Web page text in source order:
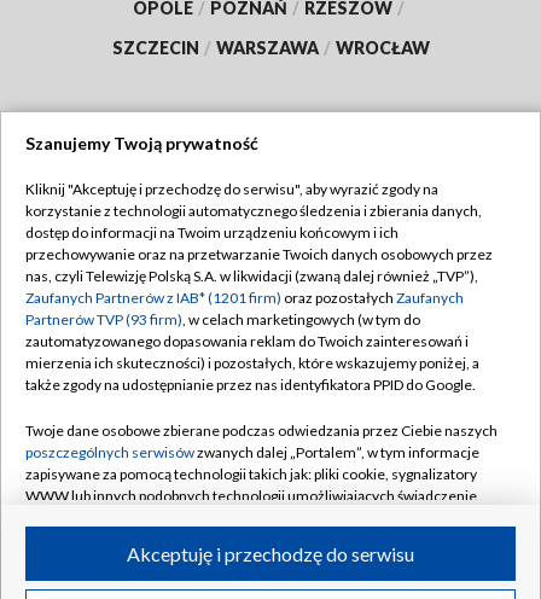
OPOLE / POZNAŃ / RZESZÓW /
SZCZECIN / WARSZAWA / WROCŁAW
TVP
Abonament TVP
Emisja w TVP
Centrum informacji TVP
Naziemna Telewizja Cyfrowa
Rada Programowa
System NOS
Informacje o nadawcy
Program dla prasy
Regulamin TVP
Polityka prywatności
Moje zgody
Pomoc
Kontakt
Kanały
©2026 Telewizja Polska S.A. w likwidacji
Szanujemy Twoją prywatność
Kliknij "Akceptuję i przechodzę do serwisu", aby wyrazić zgody na
korzystanie z technologii automatycznego śledzenia i zbierania danych,
dostęp do informacji na Twoim urządzeniu końcowym i ich
przechowywanie oraz na przetwarzanie Twoich danych osobowych przez
nas, czyli Telewizję Polską S.A. w likwidacji (zwaną dalej również „TVP”),
Zaufanych Partnerów z IAB* (1201 firm) oraz pozostałych Zaufanych
Partnerów TVP (93 firm), w celach marketingowych (w tym do
zautomatyzowanego dopasowania reklam do Twoich zainteresowań i
mierzenia ich skuteczności) i pozostałych, które wskazujemy poniżej, a
także zgody na udostępnianie przez nas identyfikatora PPID do Google.
Twoje dane osobowe zbierane podczas odwiedzania przez Ciebie naszych
poszczególnych serwisówzwanych dalej „Portalem”, w tym informacje
zapisywane za pomocą technologii takich jak: pliki cookie, sygnalizatory
WWW lub innych podobnych technologii umożliwiających świadczenie
ruchu w Internecie.Akceptuję i przechodzę do serwisu